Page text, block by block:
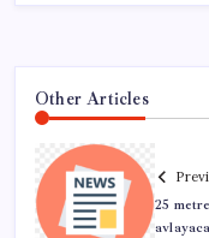
Other Articles
25